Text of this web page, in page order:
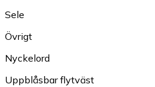
Sele
Övrigt
Nyckelord
Uppblåsbar flytväst